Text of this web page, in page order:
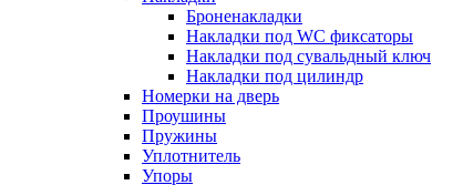
Броненакладки
Накладки под WC фиксаторы
Накладки под сувальдный ключ
Накладки под цилиндр
Номерки на дверь
Проушины
Пружины
Уплотнитель
Упоры